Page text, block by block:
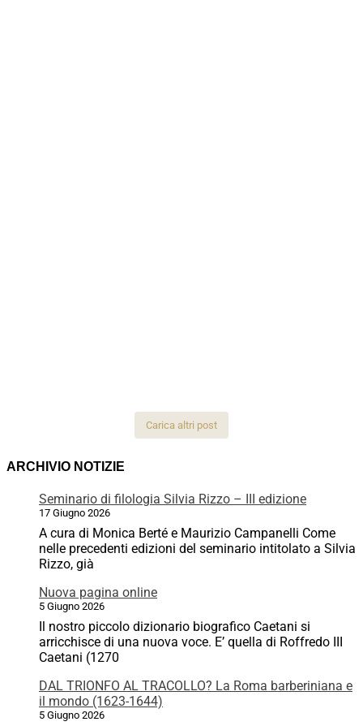
Carica altri post
ARCHIVIO NOTIZIE
Seminario di filologia Silvia Rizzo – III edizione
17 Giugno 2026
A cura di Monica Berté e Maurizio Campanelli Come
nelle precedenti edizioni del seminario intitolato a Silvia
Rizzo, già
Nuova pagina online
5 Giugno 2026
Il nostro piccolo dizionario biografico Caetani si
arricchisce di una nuova voce. E’ quella di Roffredo III
Caetani (1270
DAL TRIONFO AL TRACOLLO? La Roma barberiniana e
il mondo (1623-1644)
5 Giugno 2026